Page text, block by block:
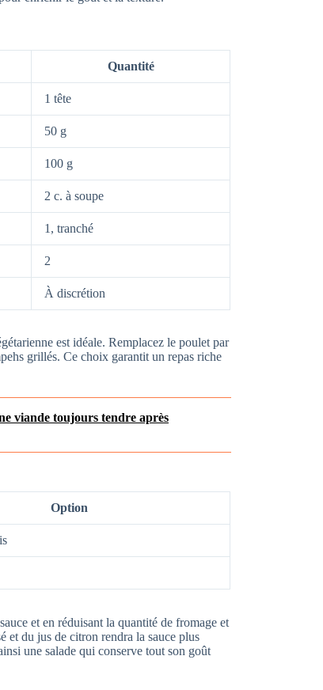
Quantité
1 tête
50 g
100 g
2 c. à soupe
1, tranché
2
À discrétion
est idéale. Remplacez le poulet par
grillés. Ce choix garantit un repas riche
viande toujours tendre après
Option
et en réduisant la quantité de fromage et
et du jus de citron rendra la sauce plus
une salade qui conserve tout son goût